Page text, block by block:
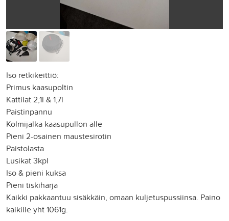
Iso retkikeittiö:
Primus kaasupoltin
Kattilat 2,1l & 1,7l
Paistinpannu
Kolmijalka kaasupullon alle
Pieni 2-osainen maustesirotin
Paistolasta
Lusikat 3kpl
Iso & pieni kuksa
Pieni tiskiharja
Kaikki pakkaantuu sisäkkäin, omaan kuljetuspussiinsa. Paino
kaikille yht 1061g.